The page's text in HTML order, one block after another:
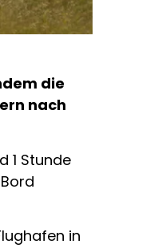
die
nach
1 Stunde
in